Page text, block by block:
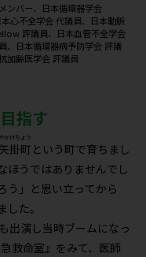
ンバー、日本循環器学会
心不全学会 代議員、日本動脈
評議員、日本血管不全学会
、日本循環器病予防学会 評議
加齢医学会 評議員
指す
矢掛町
やかげちょう
という町で育ちまし
ほうではありませんでし
う」と思い立ってから
た。
出演し当時ブームになっ
救命室』をみて、医師